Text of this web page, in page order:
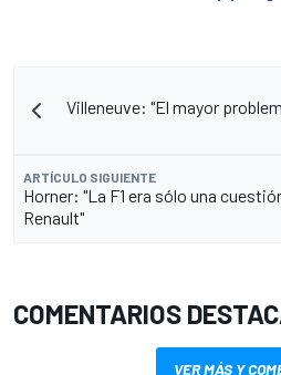
Villeneuve: "El mayor
ARTÍCULO SIGUIENTE
Horner: "La F1 era sólo una
Renault"
COMENTARIOS
VER MÁS Y